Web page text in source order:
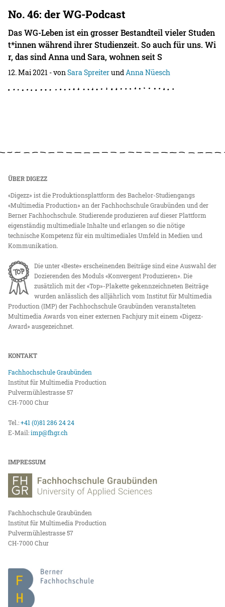
No. 46: der WG-Podcast
Das WG-Leben ist ein grosser Bestandteil vieler Studen
t*innen während ihrer Studienzeit. So auch für uns. Wi
r, das sind Anna und Sara, wohnen seit S
12. Mai 2021 - vonSara SpreiterundAnna Nüesch
ÜBER DIGEZZ
«Digezz» ist die Produktionsplattform des Bachelor-Studiengangs
«Multimedia Production» an der Fachhochschule Graubünden und der
Berner Fachhochschule. Studierende produzieren auf dieser Plattform
eigenständig multimediale Inhalte und erlangen so die nötige
technische Kompetenz für ein multimediales Umfeld in Medien und
Kommunikation.
Die unter «Beste» erscheinenden Beiträge sind eine Auswahl der
Dozierenden des Moduls «Konvergent Produzieren». Die
zusätzlich mit der «Top»-Plakette gekennzeichneten Beiträge
wurden anlässlich des alljährlich vom Institut für Multimedia
Production (IMP) der Fachhochschule Graubünden veranstalteten
Multimedia Awards von einer externen Fachjury mit einem «Digezz-
Award» ausgezeichnet.
KONTAKT
Fachhochschule Graubünden
Institut für Multimedia Production
Pulvermühlestrasse 57
CH-7000 Chur
Tel.:+41 (0)81 286 24 24
E-Mail:imp@fhgr.ch
IMPRESSUM
Fachhochschule Graubünden
Institut für Multimedia Production
Pulvermühlestrasse 57
CH-7000 Chur